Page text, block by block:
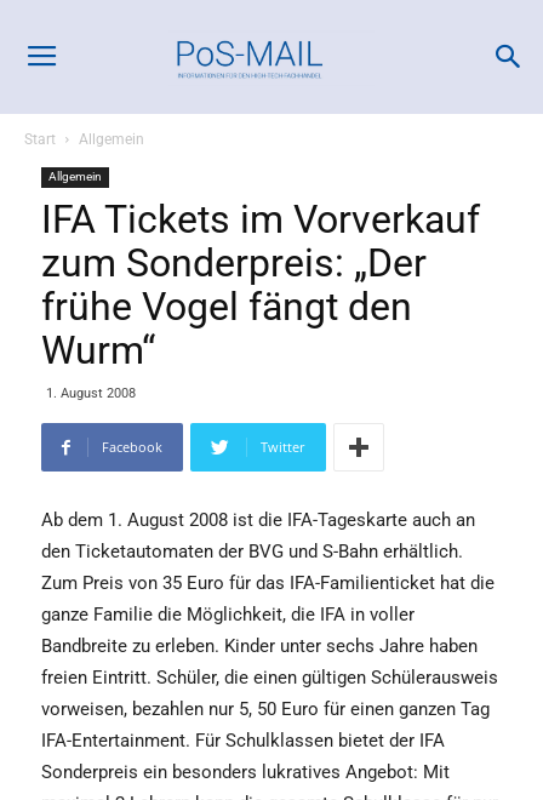
Start Allgemein
Allgemein
IFA Tickets im Vorverkauf
zum Sonderpreis: „Der
frühe Vogel fängt den
Wurm“
1. August 2008
Facebook Twitter
Ab dem 1. August 2008 ist die IFA-Tageskarte auch an
den Ticketautomaten der BVG und S-Bahn erhältlich.
Zum Preis von 35 Euro für das IFA-Familienticket hat die
ganze Familie die Möglichkeit, die IFA in voller
Bandbreite zu erleben. Kinder unter sechs Jahre haben
freien Eintritt. Schüler, die einen gültigen Schülerausweis
vorweisen, bezahlen nur 5, 50 Euro für einen ganzen Tag
IFA-Entertainment. Für Schulklassen bietet der IFA
Sonderpreis ein besonders lukratives Angebot: Mit